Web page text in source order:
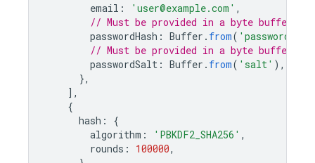
email : 'user@example.com' ,
// Must be provided in a byte buffer.
passwordHash : Buffer . from( 'password-
// Must be provided in a byte buffer.
passwordSalt : Buffer . from( 'salt' ),
},
],
{
hash :
{
algorithm : 'PBKDF2_SHA256' ,
rounds : 100000,